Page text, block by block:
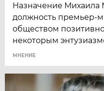
Назначение Михаила
должность премьер-
обществом
некоторым
МНЕНИЕ